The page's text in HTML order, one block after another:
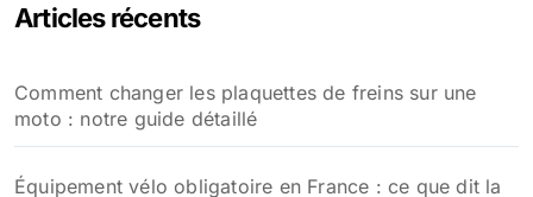
Articles récents
Comment changer les plaquettes de freins sur une
moto : notre guide détaillé
Équipement vélo obligatoire en France : ce que dit la